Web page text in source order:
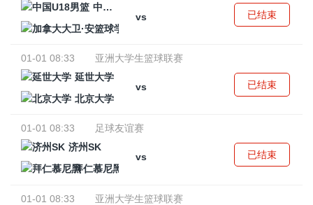
中国U18男篮
vs
已结束
01-01 08:33
亚洲大学生篮球联赛
延世大学
vs
北京大学
已结束
01-01 08:33
足球友谊赛
济州SK
vs
拜仁慕尼黑
已结束
01-01 08:33
亚洲大学生篮球联赛